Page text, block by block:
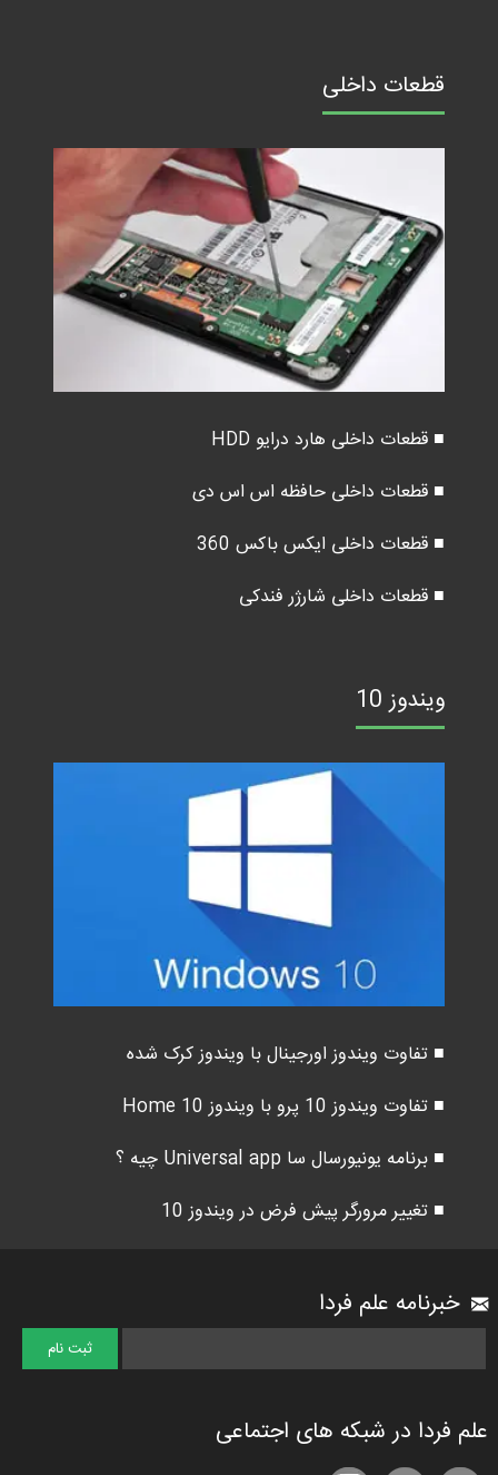
قطعات داخلی
■ قطعات داخلی هارد درایو HDD
■ قطعات داخلی حافظه اس اس دی
■ قطعات داخلی ایکس باکس 360
■ قطعات داخلی شارژر فندکی
ویندوز 10
■ تفاوت ویندوز اورجینال با ویندوز کرک شده
■ تفاوت ویندوز 10 پرو با ویندوز 10 Home
■ برنامه یونیورسال سا Universal app چیه ؟
■ تغییر مرورگر پیش فرض در ویندوز 10
خبرنامه علم فردا
علم فردا در شبکه های اجتماعی